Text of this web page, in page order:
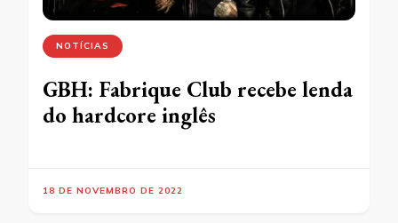
NOTÍCIAS
GBH: Fabrique Club recebe lenda
do hardcore inglês
18 DE NOVEMBRO DE 2022